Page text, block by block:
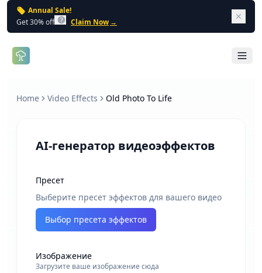
Annual Sale!
Get 30% off
Claim Now →
Open
Home Video Effects Old Photo To Life
AI-генератор видеоэффектов
Пресет
Выберите пресет эффектов для вашего видео
Выбор пресета эффектов
Изображение
Загрузите ваше изображение сюда